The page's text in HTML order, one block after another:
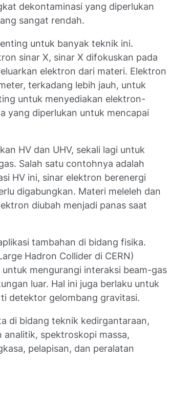
dekontaminasi yang diperlukan
sangat rendah.
untuk banyak teknik ini.
sinar X, sinar X difokuskan pada
elektron dari materi. Elektron
terkadang lebih jauh, untuk
untuk menyediakan elektron-
yang diperlukan untuk mencapai
HV dan UHV, sekali lagi untuk
Salah satu contohnya adalah
HV ini, sinar elektron berenergi
digabungkan. Materi meleleh dan
diubah menjadi panas saat
tambahan di bidang fisika.
Hadron Collider di CERN)
mengurangi interaksi beam-gas
luar. Hal ini juga berlaku untuk
detektor gelombang gravitasi.
di bidang teknik kedirgantaraan,
spektroskopi massa,
pelapisan, dan peralatan